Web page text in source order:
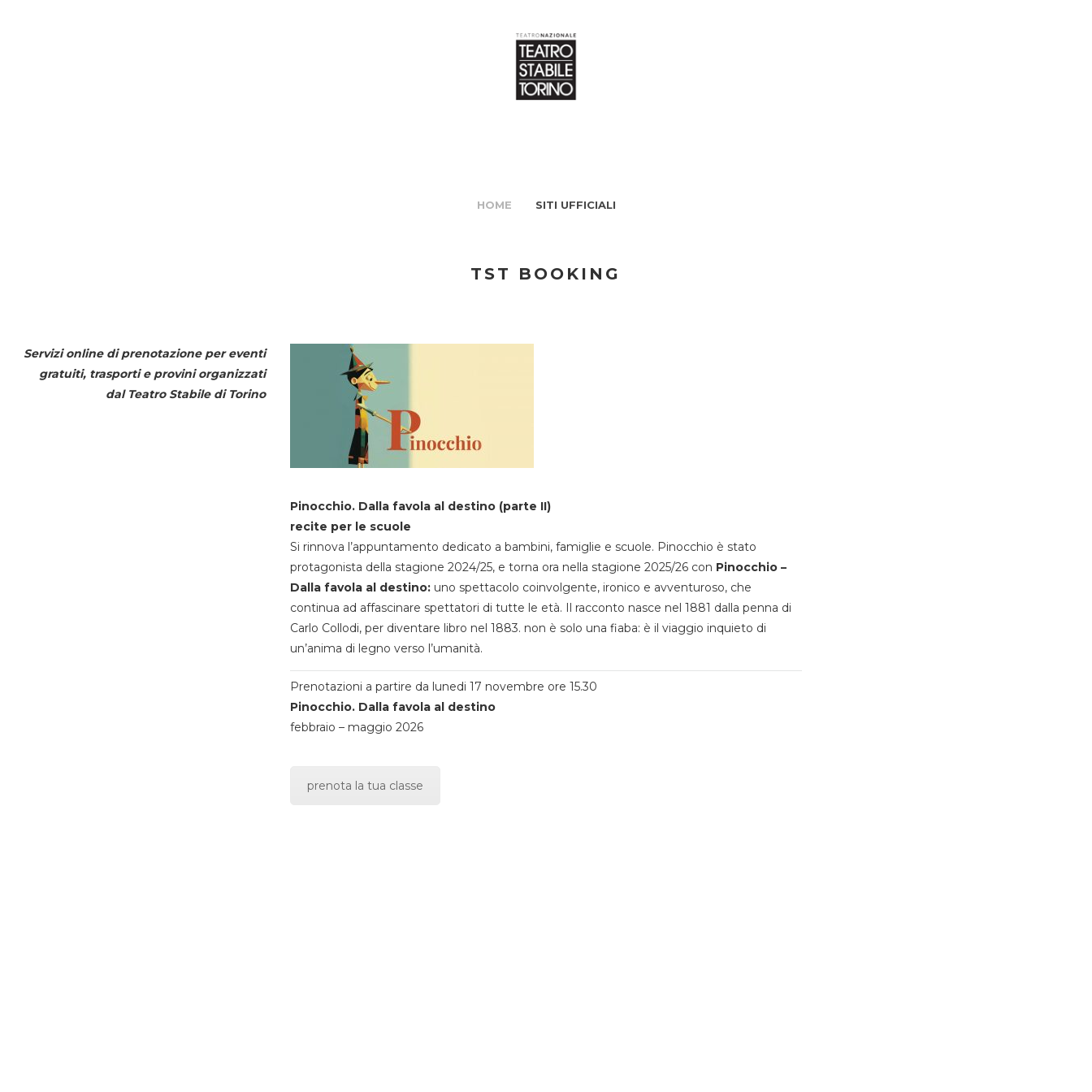
HOME SITI UFFICIALI
TST BOOKING
Servizi online di prenotazione per eventi
gratuiti, trasporti e provini organizzati
dal Teatro Stabile di Torino
Pinocchio. Dalla favola al destino (parte II)
recite per le scuole
Si rinnova l’appuntamento dedicato a bambini, famiglie e scuole. Pinocchio è stato
protagonista della stagione 2024/25, e torna ora nella stagione 2025/26 con Pinocchio –
Dalla favola al destino:uno spettacolo coinvolgente, ironico e avventuroso, che
continua ad affascinare spettatori di tutte le età. Il racconto nasce nel 1881 dalla penna di
Carlo Collodi, per diventare libro nel 1883. non è solo una fiaba: è il viaggio inquieto di
un’anima di legno verso l’umanità.
Prenotazioni a partire da lunedi 17 novembre ore 15.30
Pinocchio. Dalla favola al destino
febbraio – maggio 2026
prenota la tua classe